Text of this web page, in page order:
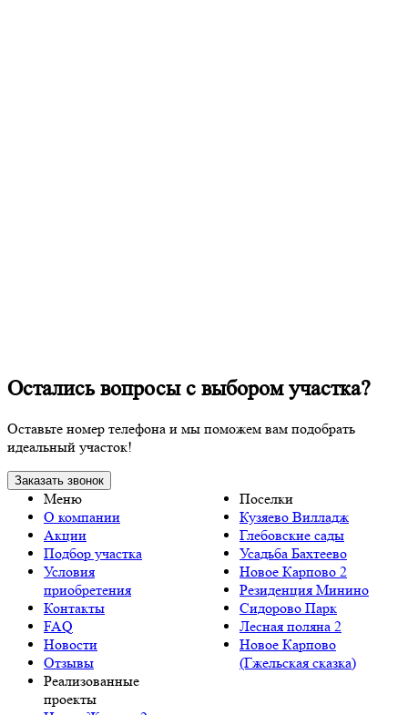
Остались вопросы с выбором участка?
Оставьте номер телефона и мы поможем вам подобрать
идеальный участок!
Заказать звонок
Меню
О компании
Акции
Подбор участка
Условия
приобретения
Контакты
FAQ
Новости
Отзывы
Поселки
Кузяево Вилладж
Глебовские сады
Усадьба Бахтеево
Новое Карпово 2
Резиденция Минино
Сидорово Парк
Лесная поляна 2
Новое Карпово
(Гжельская сказка)
Реализованные
проекты